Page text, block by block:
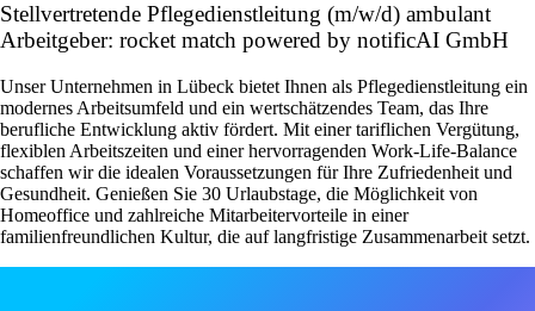
Stellvertretende Pflegedienstleitung (m/w/d) ambulant
Arbeitgeber: rocket match powered by notificAI GmbH
Unser Unternehmen in Lübeck bietet Ihnen als Pflegedienstleitung ein
modernes Arbeitsumfeld und ein wertschätzendes Team, das Ihre
berufliche Entwicklung aktiv fördert. Mit einer tariflichen Vergütung,
flexiblen Arbeitszeiten und einer hervorragenden Work-Life-Balance
schaffen wir die idealen Voraussetzungen für Ihre Zufriedenheit und
Gesundheit. Genießen Sie 30 Urlaubstage, die Möglichkeit von
Homeoffice und zahlreiche Mitarbeitervorteile in einer
familienfreundlichen Kultur, die auf langfristige Zusammenarbeit setzt.